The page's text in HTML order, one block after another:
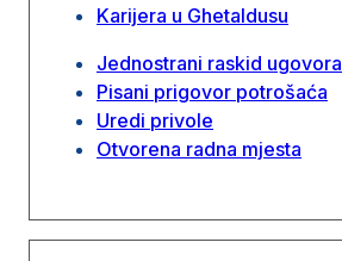
Karijera u Ghetaldusu
Jednostrani raskid ugovora
Pisani prigovor potrošaća
Uredi privole
Otvorena radna mjesta